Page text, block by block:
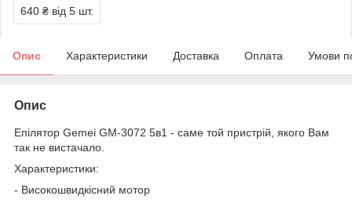
640 ₴ від 5 шт.
Опис Характеристики Доставка Оплата Умови
Опис
Епілятор Gemei GM-3072 5в1 - саме той пристрій, якого Вам
так не вистачало.
Характеристики:
- Високошвидкісний мотор